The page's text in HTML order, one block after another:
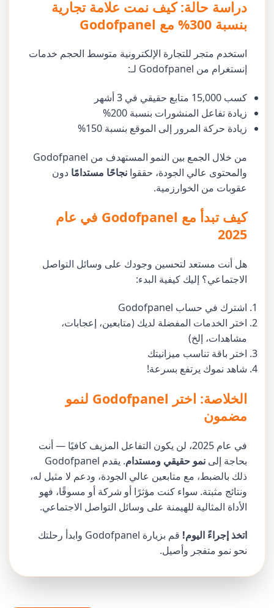
دراسة حالة: كيف نمت علامة تجارية
بنسبة 300% مع Godofpanel
استخدم متجر للتجارة الإلكترونية متوسط الحجم خدمات
إنستغرام من Godofpanel لـ:
كسب 15,000 متابع حقيقي في 3 أشهر
زيادة تفاعل المنشورات بنسبة 200%
زيادة حركة المرور إلى الموقع بنسبة 150%
من خلال الجمع بين النمو المستهدف من Godofpanel
والمحتوى عالي الجودة، حققوانجاحًا مستدامًا دون
عقوبات من الخوارزمية.
كيف تبدأ مع Godofpanel في عام
2025
هل أنت مستعد لتحسين وجودك على وسائل التواصل
الاجتماعي؟ إليك كيفية البدء:
اشترك في حساب Godofpanel
اختر الخدمات المفضلة لديك (متابعين، إعجابات،
مشاهدات، إلخ)
اختر باقة تناسب ميزانيتك
شاهد نموك يرتفع بسرعة!
الخلاصة: اختر Godofpanel لنمو
مضمون
في عام 2025، لن يكون التفاعل المزيف كافيًا — أنت
بحاجة إلىنمو حقيقي ومستدام
. يقدم Godofpanel
ذلك بالضبط، مع متابعين عالي الجودة، ودعم لا مثيل له،
ونتائج مثبتة. سواء كنت مؤثرًا أو شركة أو مسوقًا، فهو
الأداة المثالية للهيمنة على وسائل التواصل الاجتماعي.
اتخذ إجراءً اليوم!
قم بزيارة Godofpanel وابدأ رحلتك
نحو نمو متفجر وأصيل.